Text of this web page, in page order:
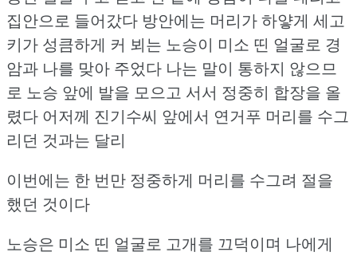
집안으로 들어갔다 방안에는 머리가 하얗게 세고
키가 성큼하게 커 뵈는 노승이 미소 띤 얼굴로 경
암과 나를 맞아 주었다 나는 말이 통하지 않으므
로 노승 앞에 발을 모으고 서서 정중히 합장을 올
렸다 어저께 진기수씨 앞에서 연거푸 머리를 수그
리던 것과는 달리
이번에는 한 번만 정중하게 머리를 수그려 절을
했던 것이다
노승은 미소 띤 얼굴로 고개를 끄덕이며 나에게